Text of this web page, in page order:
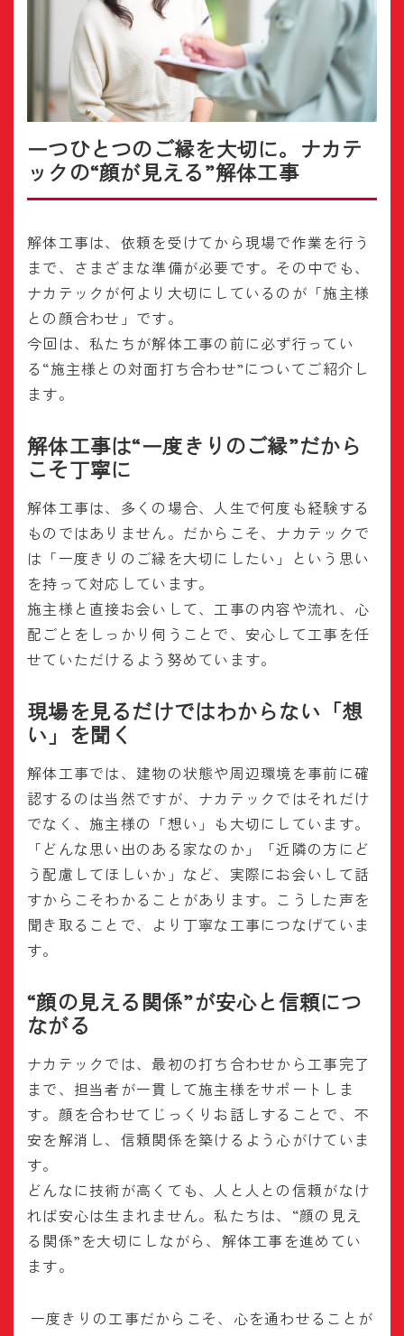
一つひとつのご縁を大切に。ナカテ
ックの“顔が見える”解体工事
解体工事は、依頼を受けてから現場で作業を行う
まで、さまざまな準備が必要です。その中でも、
ナカテックが何より大切にしているのが「施主様
との顔合わせ」です。
今回は、私たちが解体工事の前に必ず行ってい
る“施主様との対面打ち合わせ”についてご紹介し
ます。
解体工事は“一度きりのご縁”だから
こそ丁寧に
解体工事は、多くの場合、人生で何度も経験する
ものではありません。だからこそ、ナカテックで
は「一度きりのご縁を大切にしたい」という思い
を持って対応しています。
施主様と直接お会いして、工事の内容や流れ、心
配ごとをしっかり伺うことで、安心して工事を任
せていただけるよう努めています。
現場を見るだけではわからない「想
い」を聞く
解体工事では、建物の状態や周辺環境を事前に確
認するのは当然ですが、ナカテックではそれだけ
でなく、施主様の「想い」も大切にしています。
「どんな思い出のある家なのか」「近隣の方にど
う配慮してほしいか」など、実際にお会いして話
すからこそわかることがあります。こうした声を
聞き取ることで、より丁寧な工事につなげていま
す。
“顔の見える関係”が安心と信頼につ
ながる
ナカテックでは、最初の打ち合わせから工事完了
まで、担当者が一貫して施主様をサポートしま
す。顔を合わせてじっくりお話しすることで、不
安を解消し、信頼関係を築けるよう心がけていま
す。
どんなに技術が高くても、人と人との信頼がなけ
れば安心は生まれません。私たちは、“顔の見え
る関係”を大切にしながら、解体工事を進めてい
ます。
一度きりの工事だからこそ、心を通わせることが